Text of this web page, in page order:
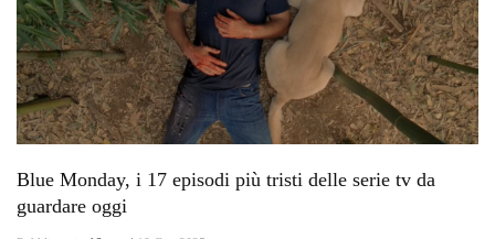
Blue Monday, i 17 episodi più tristi delle serie tv da
guardare oggi